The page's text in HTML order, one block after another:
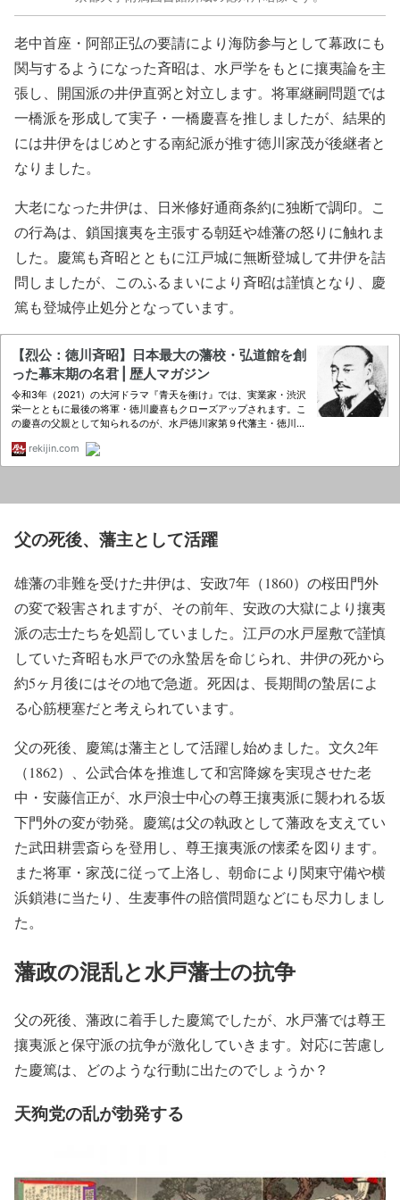
老中首座・阿部正弘の要請により海防参与として幕政にも
関与するようになった斉昭は、水戸学をもとに攘夷論を主
張し、開国派の井伊直弼と対立します。将軍継嗣問題では
一橋派を形成して実子・一橋慶喜を推しましたが、結果的
には井伊をはじめとする南紀派が推す徳川家茂が後継者と
なりました。
大老になった井伊は、日米修好通商条約に独断で調印。こ
の行為は、鎖国攘夷を主張する朝廷や雄藩の怒りに触れま
した。慶篤も斉昭とともに江戸城に無断登城して井伊を詰
問しましたが、このふるまいにより斉昭は謹慎となり、慶
篤も登城停止処分となっています。
父の死後、藩主として活躍
雄藩の非難を受けた井伊は、安政7年（1860）の桜田門外
の変で殺害されますが、その前年、安政の大獄により攘夷
派の志士たちを処罰していました。江戸の水戸屋敷で謹慎
していた斉昭も水戸での永蟄居を命じられ、井伊の死から
約5ヶ月後にはその地で急逝。死因は、長期間の蟄居によ
る心筋梗塞だと考えられています。
父の死後、慶篤は藩主として活躍し始めました。文久2年
（1862）、公武合体を推進して和宮降嫁を実現させた老
中・安藤信正が、水戸浪士中心の尊王攘夷派に襲われる坂
下門外の変が勃発。慶篤は父の執政として藩政を支えてい
た武田耕雲斎らを登用し、尊王攘夷派の懐柔を図ります。
また将軍・家茂に従って上洛し、朝命により関東守備や横
浜鎖港に当たり、生麦事件の賠償問題などにも尽力しまし
た。
藩政の混乱と水戸藩士の抗争
父の死後、藩政に着手した慶篤でしたが、水戸藩では尊王
攘夷派と保守派の抗争が激化していきます。対応に苦慮し
た慶篤は、どのような行動に出たのでしょうか？
天狗党の乱が勃発する